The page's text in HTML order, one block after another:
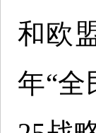
和欧
年“全